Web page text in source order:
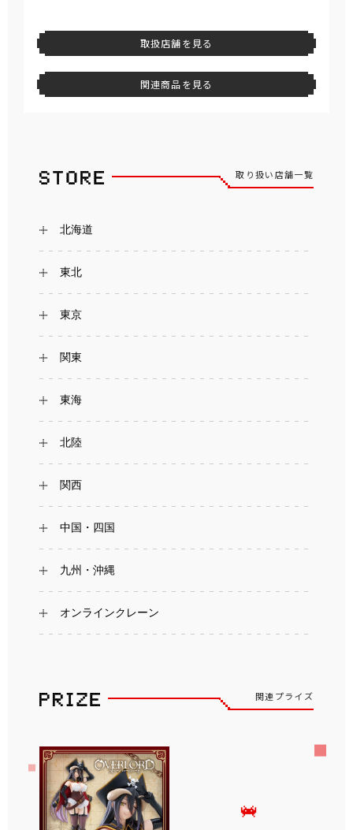
取扱店舗を見る
関連商品を見る
取り扱い店舗一覧
北海道
東北
東京
関東
東海
北陸
関西
中国・四国
九州・沖縄
オンラインクレーン
関連プライズ